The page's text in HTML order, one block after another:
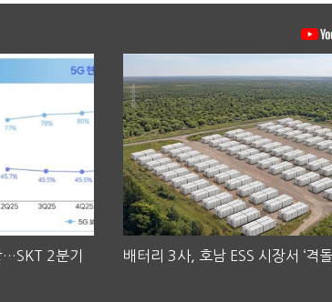
…SKT 2분기
배터리 3사, 호남 ESS 시장서 ‘격돌